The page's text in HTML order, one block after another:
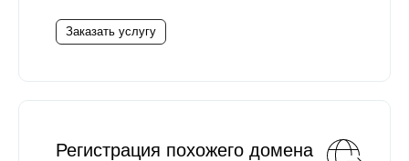
Заказать услугу
Регистрация похожего домена